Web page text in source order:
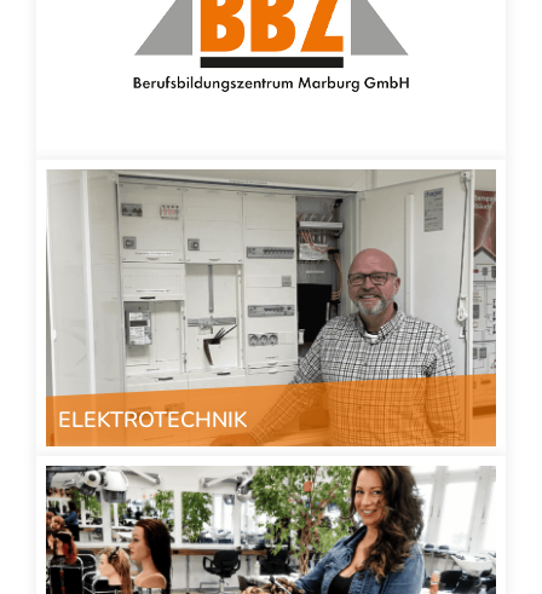
" class="img-responsive">
ELEKTROTECHNIK